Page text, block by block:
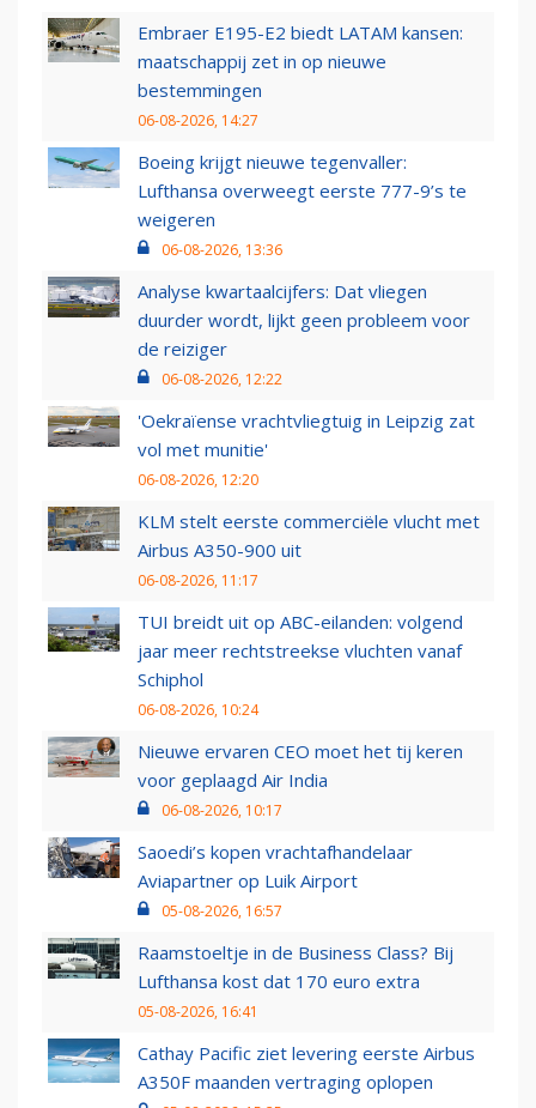
Embraer E195-E2 biedt LATAM kansen:
maatschappij zet in op nieuwe
bestemmingen
06-08-2026, 14:27
Boeing krijgt nieuwe tegenvaller:
Lufthansa overweegt eerste 777-9’s te
weigeren
06-08-2026, 13:36
Analyse kwartaalcijfers: Dat vliegen
duurder wordt, lijkt geen probleem voor
de reiziger
06-08-2026, 12:22
'Oekraïense vrachtvliegtuig in Leipzig zat
vol met munitie'
06-08-2026, 12:20
KLM stelt eerste commerciële vlucht met
Airbus A350-900 uit
06-08-2026, 11:17
TUI breidt uit op ABC-eilanden: volgend
jaar meer rechtstreekse vluchten vanaf
Schiphol
06-08-2026, 10:24
Nieuwe ervaren CEO moet het tij keren
voor geplaagd Air India
06-08-2026, 10:17
Saoedi’s kopen vrachtafhandelaar
Aviapartner op Luik Airport
05-08-2026, 16:57
Raamstoeltje in de Business Class? Bij
Lufthansa kost dat 170 euro extra
05-08-2026, 16:41
Cathay Pacific ziet levering eerste Airbus
A350F maanden vertraging oplopen